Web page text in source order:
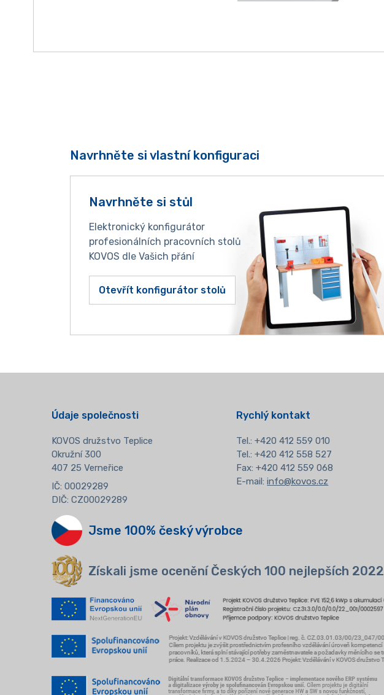
Navrhněte si vlastní konfiguraci
Navrhněte si stůl
Elektronický konfigurátor
profesionálních pracovních stolů
KOVOS dle Vašich přání
Otevřít konfigurátor stolů
Údaje společnosti
KOVOS družstvo Teplice
Okružní 300
407 25 Verneřice
IČ: 00029289
DIČ: CZ00029289
Rychlý kontakt
Tel.:+420 412 559 010
Tel.: +420 412 558 527
Fax: +420 412 559 068
E-mail:info@kovos.cz
Jsme 100% český výrobce
Získali jsme ocenění Českých 100 nejlepších 2022